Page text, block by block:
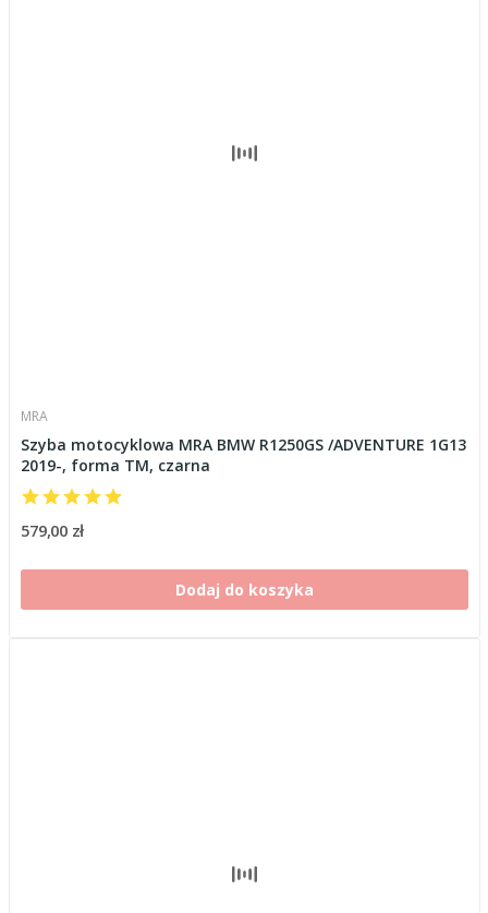
MRA
Szyba motocyklowa MRA BMW R1250GS /ADVENTURE 1G13
2019-, forma TM, czarna
579,00 zł
Dodaj do koszyka